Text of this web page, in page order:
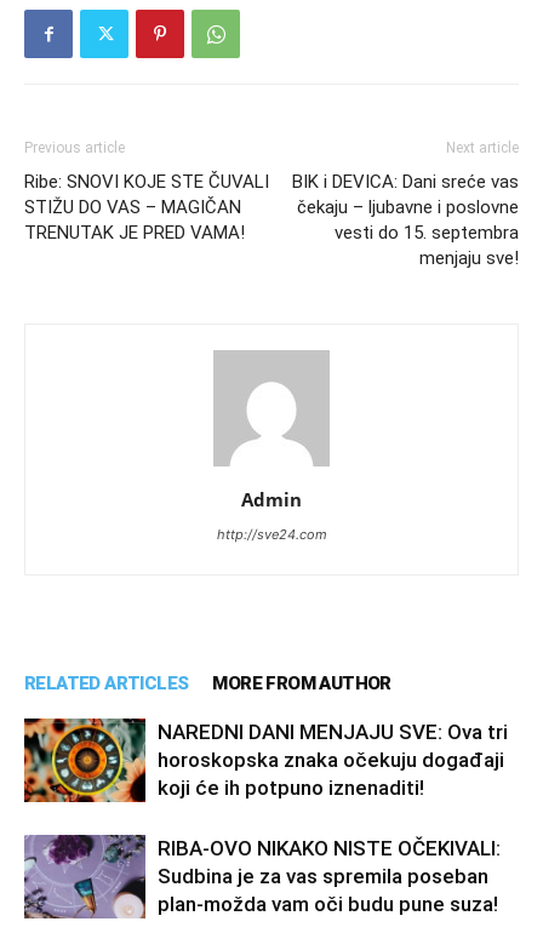
Previous article
Ribe: SNOVI KOJE STE ČUVALI
STIŽU DO VAS – MAGIČAN
TRENUTAK JE PRED VAMA!
Next article
BIK i DEVICA: Dani sreće vas
čekaju – ljubavne i poslovne
vesti do 15. septembra
menjaju sve!
Admin
http://sve24.com
RELATED ARTICLES MORE FROM AUTHOR
NAREDNI DANI MENJAJU SVE: Ova tri
horoskopska znaka očekuju događaji
koji će ih potpuno iznenaditi!
RIBA-OVO NIKAKO NISTE OČEKIVALI:
Sudbina je za vas spremila poseban
plan-možda vam oči budu pune suza!